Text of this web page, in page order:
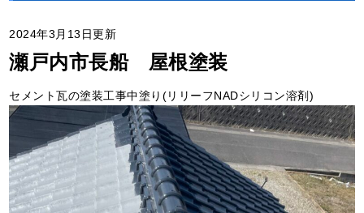
2024年3月13日更新
瀬戸内市長船 屋根塗装
セメント瓦の塗装工事中塗り(リリーフNADシリコン溶剤)